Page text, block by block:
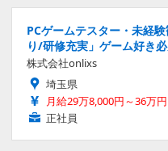
PCゲームテスター・未経
り/研修充実」ゲーム好き
株式会社onlixs
埼玉県
月給29万8,000円～36万円
正社員